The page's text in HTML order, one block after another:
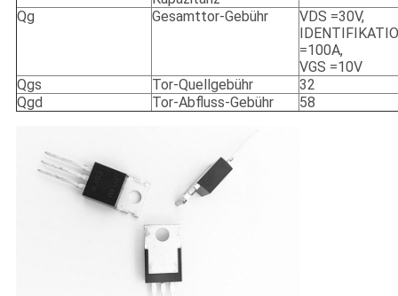
Qg Gesamttor-Gebühr
VDS =30V,
=100A,
VGS =10V
Qgs
Tor-Quellgebühr
32
Qgd
Tor-Abfluss-Gebühr 58